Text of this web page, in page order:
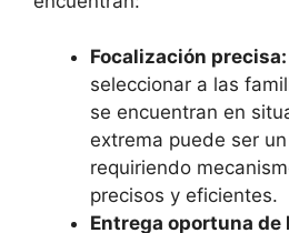
Focalización precisa:
seleccionar a las
se encuentran en
extrema puede ser
requiriendo
precisos y eficientes.
Entrega oportuna